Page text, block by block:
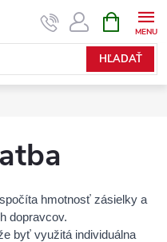
HĽADAŤ
KOŠÍK
hmotnosť zásielky a
dopravcov.
byť využitá individuálna